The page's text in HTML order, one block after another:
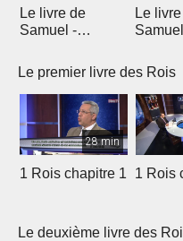
Le livre de
Samuel -
Le
Le premier livre des Rois
28 min
1 Rois chapitre 1 1 Rois
Le deuxième livre des